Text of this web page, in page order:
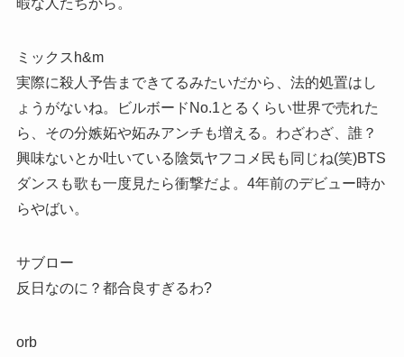
暇な人たちから。
ミックスh&m
実際に殺人予告まできてるみたいだから、法的処置はし
ょうがないね。ビルボードNo.1とるくらい世界で売れた
ら、その分嫉妬や妬みアンチも増える。わざわざ、誰？
興味ないとか吐いている陰気ヤフコメ民も同じね(笑)BTS
ダンスも歌も一度見たら衝撃だよ。4年前のデビュー時か
らやばい。
サブロー
反日なのに？都合良すぎるわ?
orb